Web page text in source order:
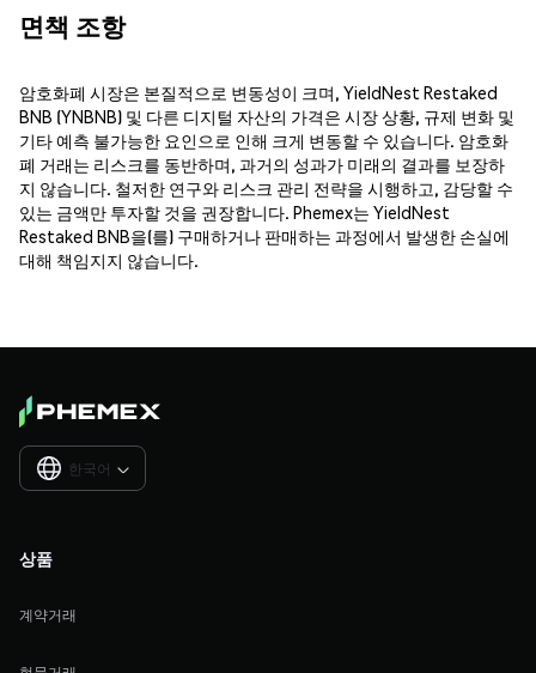
면책 조항
암호화폐 시장은 본질적으로 변동성이 크며, YieldNest Restaked
BNB (YNBNB) 및 다른 디지털 자산의 가격은 시장 상황, 규제 변화 및
기타 예측 불가능한 요인으로 인해 크게 변동할 수 있습니다. 암호화
폐 거래는 리스크를 동반하며, 과거의 성과가 미래의 결과를 보장하
지 않습니다. 철저한 연구와 리스크 관리 전략을 시행하고, 감당할 수
있는 금액만 투자할 것을 권장합니다. Phemex는 YieldNest
Restaked BNB을(를) 구매하거나 판매하는 과정에서 발생한 손실에
대해 책임지지 않습니다.
한국어 
상품
계약거래